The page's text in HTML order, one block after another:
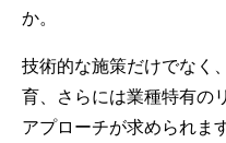
か。
技術的な施策だけでなく
育、さらには業種特有の
アプローチが求められま